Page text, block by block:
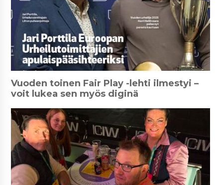
Vuoden toinen Fair Play -lehti ilmestyi –
voit lukea sen myös diginä